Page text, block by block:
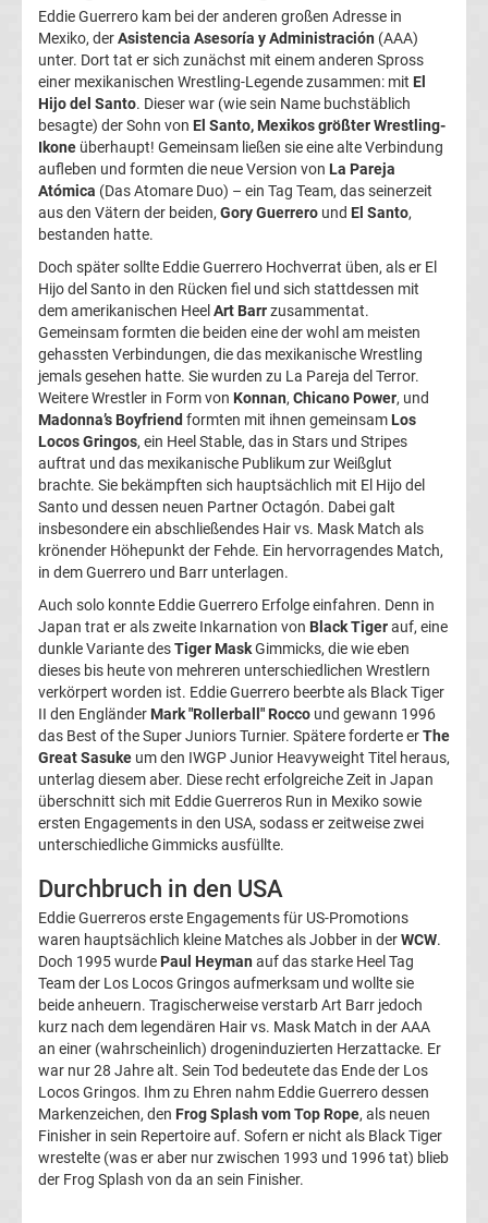
DFB-
Pokal
Ergebnisse
Champions
League
Tabelle
Champions
League
Ergebnisse
Europa
Tabelle
Europa
League
Ergebnisse
League
Erg.
Conference
League
Tabelle
Formel
Eddie Guerrero kam bei der anderen großen Adresse in
Mexiko, derAsistencia Asesoría y Administración (AAA)
unter. Dort tat er sich zunächst mit einem anderen Spross
einer mexikanischen Wrestling-Legende zusammen: mit El
Hijo del Santo. Dieser war (wie sein Name buchstäblich
besagte) der Sohn von El Santo, Mexikos größter Wrestling-
Ikone überhaupt! Gemeinsam ließen sie eine alte Verbindung
aufleben und formten die neue Version von La Pareja
Atómica (Das Atomare Duo) – ein Tag Team, das seinerzeit
aus den Vätern der beiden, Gory Guerrero und El Santo,
bestanden hatte.
Doch später sollte Eddie Guerrero Hochverrat üben, als er El
Hijo del Santo in den Rücken fiel und sich stattdessen mit
dem amerikanischen HeelArt Barrzusammentat.
Gemeinsam formten die beiden eine der wohl am meisten
gehassten Verbindungen, die das mexikanische Wrestling
jemals gesehen hatte. Sie wurden zu La Pareja del Terror.
Weitere Wrestler in Form von Konnan, Chicano Power, und
Madonna’s Boyfriend formten mit ihnen gemeinsam Los
Locos Gringos, ein Heel Stable, das in Stars und Stripes
auftrat und das mexikanische Publikum zur Weißglut
brachte. Sie bekämpften sich hauptsächlich mit El Hijo del
Santo und dessen neuen Partner Octagón. Dabei galt
insbesondere ein abschließendes Hair vs. Mask Match als
krönender Höhepunkt der Fehde. Ein hervorragendes Match,
in dem Guerrero und Barr unterlagen.
Auch solo konnte Eddie Guerrero Erfolge einfahren. Denn in
Japan trat er als zweite Inkarnation von Black Tigerauf, eine
dunkle Variante desTiger MaskGimmicks, die wie eben
dieses bis heute von mehreren unterschiedlichen Wrestlern
verkörpert worden ist. Eddie Guerrero beerbte als Black Tiger
II den Engländer Mark "Rollerball" Rocco und gewann 1996
das Best of the Super Juniors Turnier. Spätere forderte erThe
Great Sasuke um den IWGP Junior Heavyweight Titel heraus,
unterlag diesem aber. Diese recht erfolgreiche Zeit in Japan
überschnitt sich mit Eddie Guerreros Run in Mexiko sowie
ersten Engagements in den USA, sodass er zeitweise zwei
unterschiedliche Gimmicks ausfüllte.
Durchbruch in den USA
Eddie Guerreros erste Engagements für US-Promotions
waren hauptsächlich kleine Matches als Jobber in derWCW.
Doch 1995 wurde Paul Heyman auf das starke Heel Tag
Team der Los Locos Gringos aufmerksam und wollte sie
beide anheuern. Tragischerweise verstarb Art Barr jedoch
kurz nach dem legendären Hair vs. Mask Match in der AAA
an einer (wahrscheinlich) drogeninduzierten Herzattacke. Er
war nur 28 Jahre alt. Sein Tod bedeutete das Ende der Los
Locos Gringos. Ihm zu Ehren nahm Eddie Guerrero dessen
Markenzeichen, den Frog Splash vom Top Rope, als neuen
Finisher in sein Repertoire auf. Sofern er nicht als Black Tiger
wrestelte (was er aber nur zwischen 1993 und 1996 tat) blieb
der Frog Splash von da an sein Finisher.